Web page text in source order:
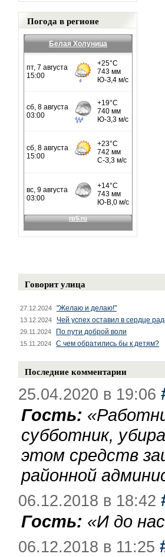
Погода в регионе
Белая Холуница
Говорит улица
27.12.2024 "Желаю и делаю!"
13.12.2024 Чей успех оставил в сердце
29.11.2024 По пути доброй воли
15.11.2024 С чем обратились бы к детям?
Последние комментарии
25.04.2020 в 19:06
Гость: «
субботник,
этом средств
районной
06.12.2018 в 18:42
Гость: «И до
06.12.2018 в 11:25